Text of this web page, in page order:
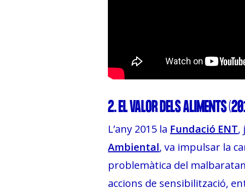
2. EL VALOR DELS ALIMENTS
L’any 2015 la Fundació ENT,
Ambiental, va impulsar la
problemàtica del
accions de sensibilització,